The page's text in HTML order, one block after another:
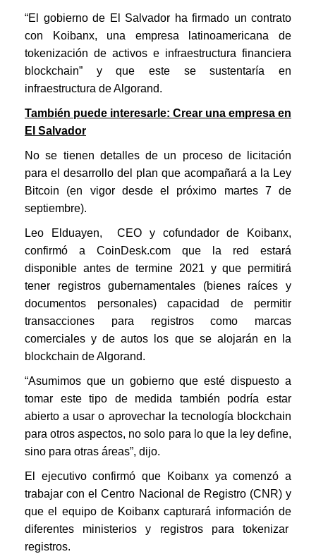
“El gobierno de El Salvador ha firmado un contrato
con Koibanx, una empresa latinoamericana de
tokenización de activos e infraestructura financiera
blockchain” y que este se sustentaría en
infraestructura de Algorand.
También puede interesarle: Crear una empresa en
El Salvador
No se tienen detalles de un proceso de licitación
para el desarrollo del plan que acompañará a la Ley
Bitcoin (en vigor desde el próximo martes 7 de
septiembre).
Leo Elduayen, CEO y cofundador de Koibanx,
confirmó a CoinDesk.com que la red estará
disponible antes de termine 2021 y que permitirá
tener registros gubernamentales (bienes raíces y
documentos personales) capacidad de permitir
transacciones para registros como marcas
comerciales y de autos los que se alojarán en la
blockchain de Algorand.
“Asumimos que un gobierno que esté dispuesto a
tomar este tipo de medida también podría estar
abierto a usar o aprovechar la tecnología blockchain
para otros aspectos, no solo para lo que la ley define,
sino para otras áreas”, dijo.
El ejecutivo confirmó que Koibanx ya comenzó a
trabajar con el Centro Nacional de Registro (CNR) y
que el equipo de Koibanx capturará información de
diferentes ministerios y registros para tokenizar
registros.